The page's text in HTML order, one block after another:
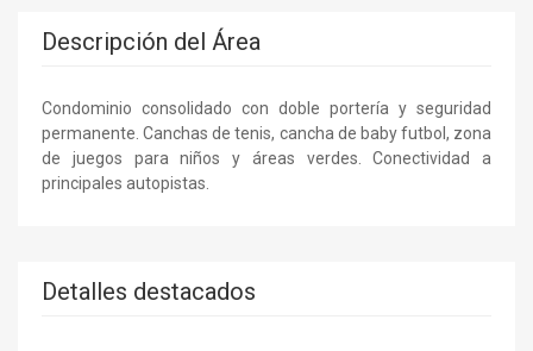
Descripción del Área
Condominio consolidado con doble portería y seguridad
permanente. Canchas de tenis, cancha de baby futbol, zona
de juegos para niños y áreas verdes. Conectividad a
principales autopistas.
Detalles destacados